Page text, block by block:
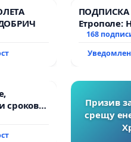
ПОДПИСКА
Етрополе:
гаранции
всички
168
срокове
Призив
срещу